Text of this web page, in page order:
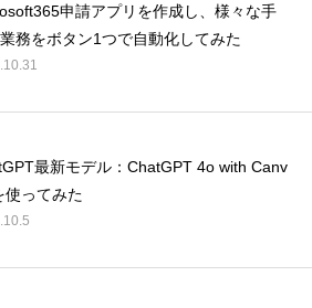
申請アプリを作成し、様々な手
務をボタン1つで自動化してみた
最新モデル：ChatGPT 4o with Canv
使ってみた